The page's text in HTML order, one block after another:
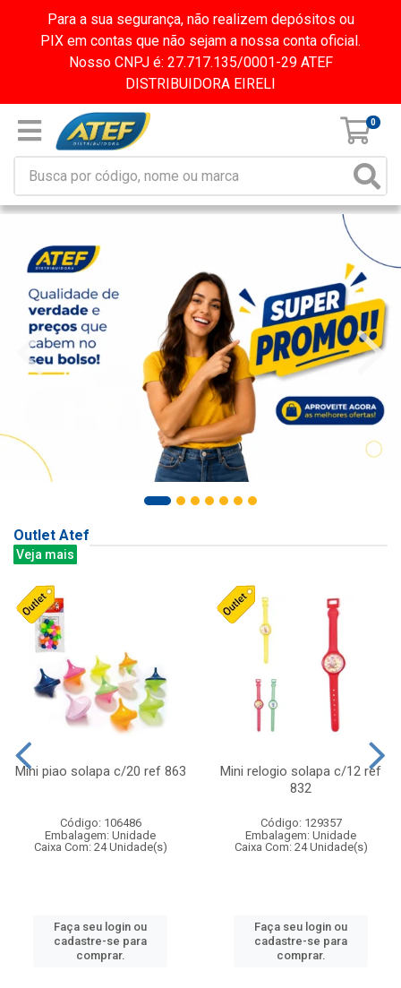
Para a sua segurança, não realizem depósitos ou
PIX em contas que não sejam a nossa conta oficial.
Nosso CNPJ é: 27.717.135/0001-29 ATEF
DISTRIBUIDORA EIRELI
0
Outlet Atef
Veja mais
Mini piao solapa c/20 ref 863
Código: 106486
Embalagem: Unidade
Caixa Com: 24 Unidade(s)
Faça seu login ou
cadastre-se para
comprar.
Mini relogio solapa c/12 ref
832
Código: 129357
Embalagem: Unidade
Caixa Com: 24 Unidade(s)
Faça seu login ou
cadastre-se para
comprar.